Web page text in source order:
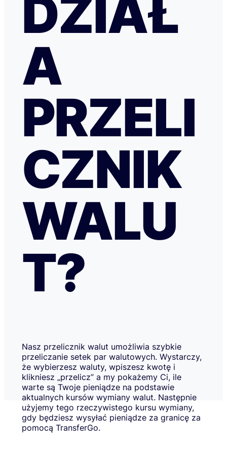
DZIAŁ
A
PRZELI
CZNIK
WALU
T?
Nasz przelicznik walut umożliwia szybkie
przeliczanie setek par walutowych. Wystarczy,
że wybierzesz waluty, wpiszesz kwotę i
klikniesz „przelicz” a my pokażemy Ci, ile
warte są Twoje pieniądze na podstawie
aktualnych kursów wymiany walut. Następnie
użyjemy tego rzeczywistego kursu wymiany,
gdy będziesz wysyłać pieniądze za granicę za
pomocą TransferGo.